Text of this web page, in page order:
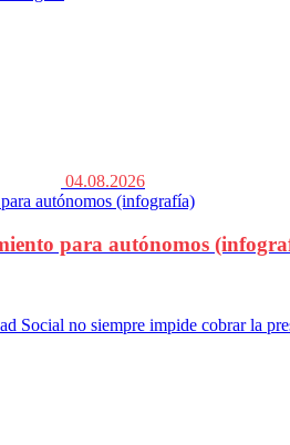
04.08.2026
para autónomos
Social no siempre impide cobrar la